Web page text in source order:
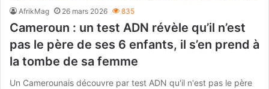
AfrikMag 26 mars 2026 835
Cameroun : un test ADN révèle qu’il n’est
pas le père de ses 6 enfants, il s’en prend à
la tombe de sa femme
Un Camerounais découvre par test ADN qu'il n'est pas le père